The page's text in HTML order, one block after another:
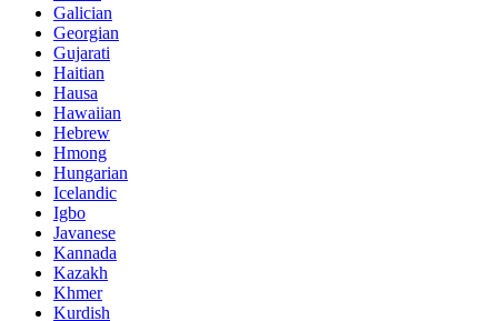
Galician
Georgian
Gujarati
Haitian
Hausa
Hawaiian
Hebrew
Hmong
Hungarian
Icelandic
Igbo
Javanese
Kannada
Kazakh
Khmer
Kurdish